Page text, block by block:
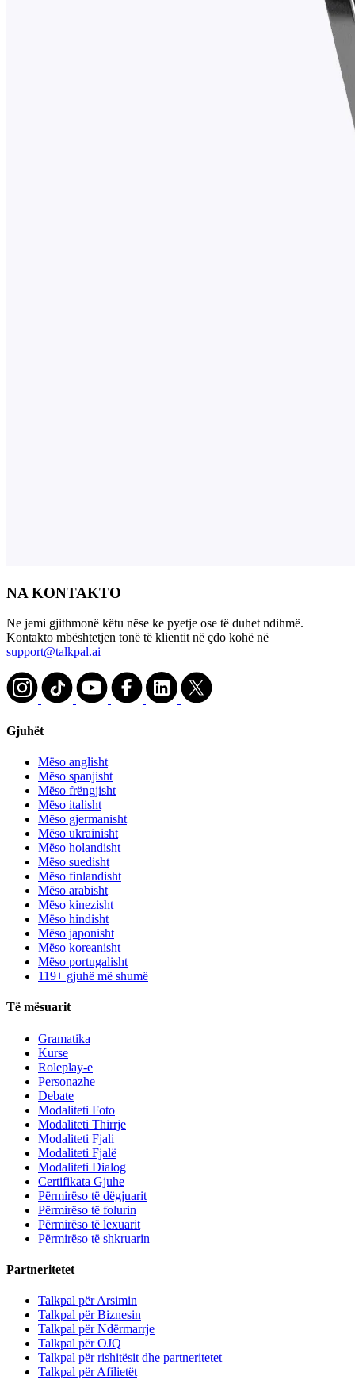
NA KONTAKTO
Ne jemi gjithmonë këtu nëse ke pyetje ose të duhet ndihmë.
Kontakto mbështetjen tonë të klientit në çdo kohë në
support@talkpal.ai
Gjuhët
Mëso anglisht
Mëso spanjisht
Mëso frëngjisht
Mëso italisht
Mëso gjermanisht
Mëso ukrainisht
Mëso holandisht
Mëso suedisht
Mëso finlandisht
Mëso arabisht
Mëso kinezisht
Mëso hindisht
Mëso japonisht
Mëso koreanisht
Mëso portugalisht
119+ gjuhë më shumë
Të mësuarit
Gramatika
Kurse
Roleplay-e
Personazhe
Debate
Modaliteti Foto
Modaliteti Thirrje
Modaliteti Fjali
Modaliteti Fjalë
Modaliteti Dialog
Certifikata Gjuhe
Përmirëso të dëgjuarit
Përmirëso të folurin
Përmirëso të lexuarit
Përmirëso të shkruarin
Partneritetet
Talkpal për Arsimin
Talkpal për Biznesin
Talkpal për Ndërmarrje
Talkpal për OJQ
Talkpal për rishitësit dhe partneritetet
Talkpal për Afilietët